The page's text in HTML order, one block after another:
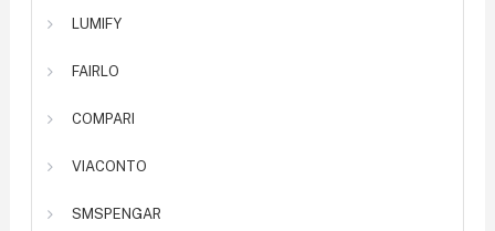
LUMIFY
FAIRLO
COMPARI
VIACONTO
SMSPENGAR